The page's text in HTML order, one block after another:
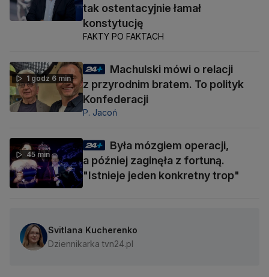
tak ostentacyjnie łamał
konstytucję
FAKTY PO FAKTACH
1 godz 6 min
Machulski mówi o relacji
z przyrodnim bratem. To polityk
Konfederacji
P. Jacoń
45 min
Była mózgiem operacji,
a później zaginęła z fortuną.
"Istnieje jeden konkretny trop"
Svitlana Kucherenko
Dziennikarka tvn24.pl